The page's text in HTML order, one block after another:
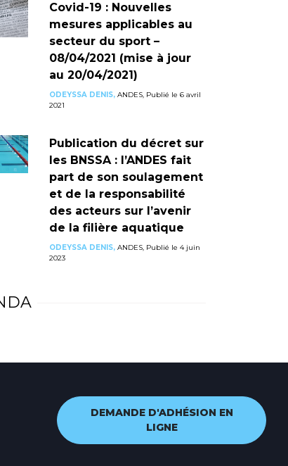
Covid-19 : Nouvelles
mesures applicables au
secteur du sport –
08/04/2021 (mise à jour
au 20/04/2021)
ODEYSSA DENIS,ANDES, Publié le 6 avril
2021
Publication du décret sur
les BNSSA : l’ANDES fait
part de son soulagement
et de la responsabilité
des acteurs sur l’avenir
de la filière aquatique
ODEYSSA DENIS,ANDES, Publié le 4 juin
2023
DEMANDE D'ADHÉSION EN
LIGNE